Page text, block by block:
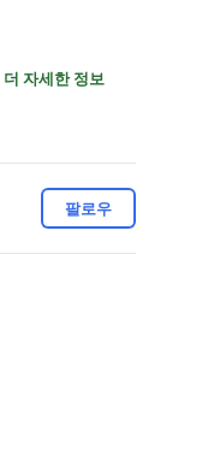
더 자세한 정보
팔로우